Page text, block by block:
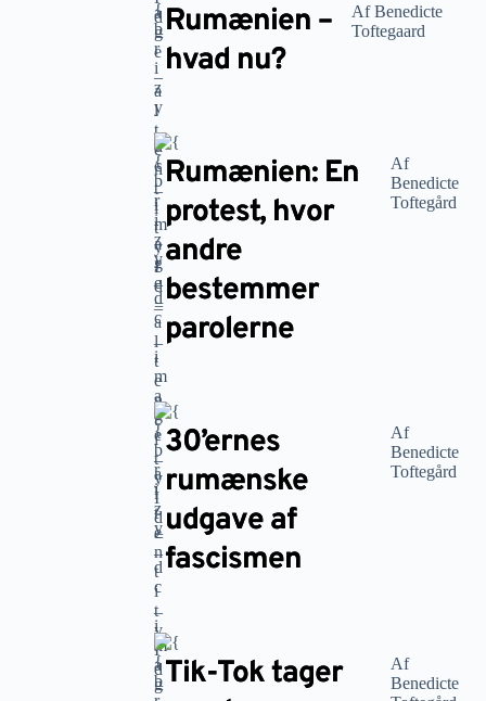
Rumænien –
hvad nu?
Af Benedicte
Toftegaard
Rumænien: En
protest, hvor
andre
bestemmer
parolerne
Af
Benedicte
Toftegård
30’ernes
rumænske
udgave af
fascismen
Af
Benedicte
Toftegård
Tik-Tok tager
Af
Benedicte